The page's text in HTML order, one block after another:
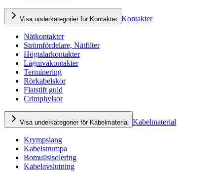
Visa underkategorier för Kontakter Kontakter
Nätkontakter
Strömfördelare, Nätfilter
Högtalarkontakter
Lågnivåkontakter
Terminering
Rörkabelskor
Flatstift guld
Crimphylsor
Visa underkategorier för Kabelmaterial Kabelmaterial
Krympslang
Kabelstrumpa
Bomullsisolering
Kabelavslutning